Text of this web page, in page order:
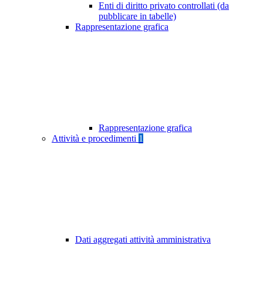
Enti di diritto privato controllati (da
pubblicare in tabelle)
Rappresentazione grafica
Rappresentazione grafica
Attività e procedimenti 1
Dati aggregati attività amministrativa